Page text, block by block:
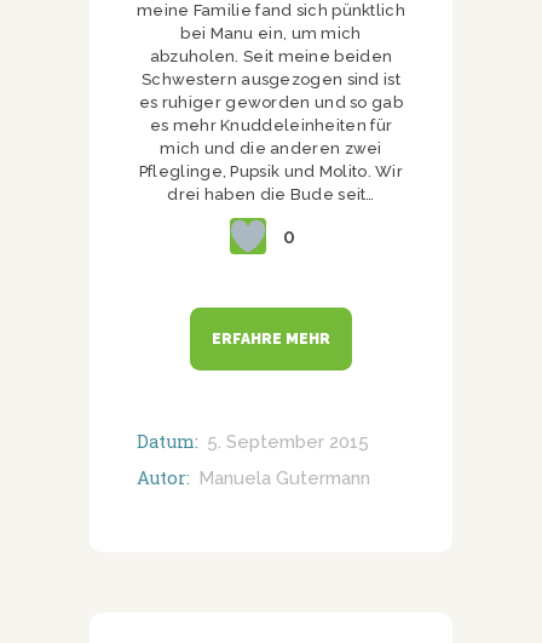
meine Familie fand sich pünktlich
bei Manu ein, um mich
abzuholen. Seit meine beiden
Schwestern ausgezogen sind ist
es ruhiger geworden und so gab
es mehr Knuddeleinheiten für
mich und die anderen zwei
Pfleglinge, Pupsik und Molito. Wir
drei haben die Bude seit…
0
ERFAHRE MEHR
Datum: 5. September 2015
Autor: Manuela Gutermann